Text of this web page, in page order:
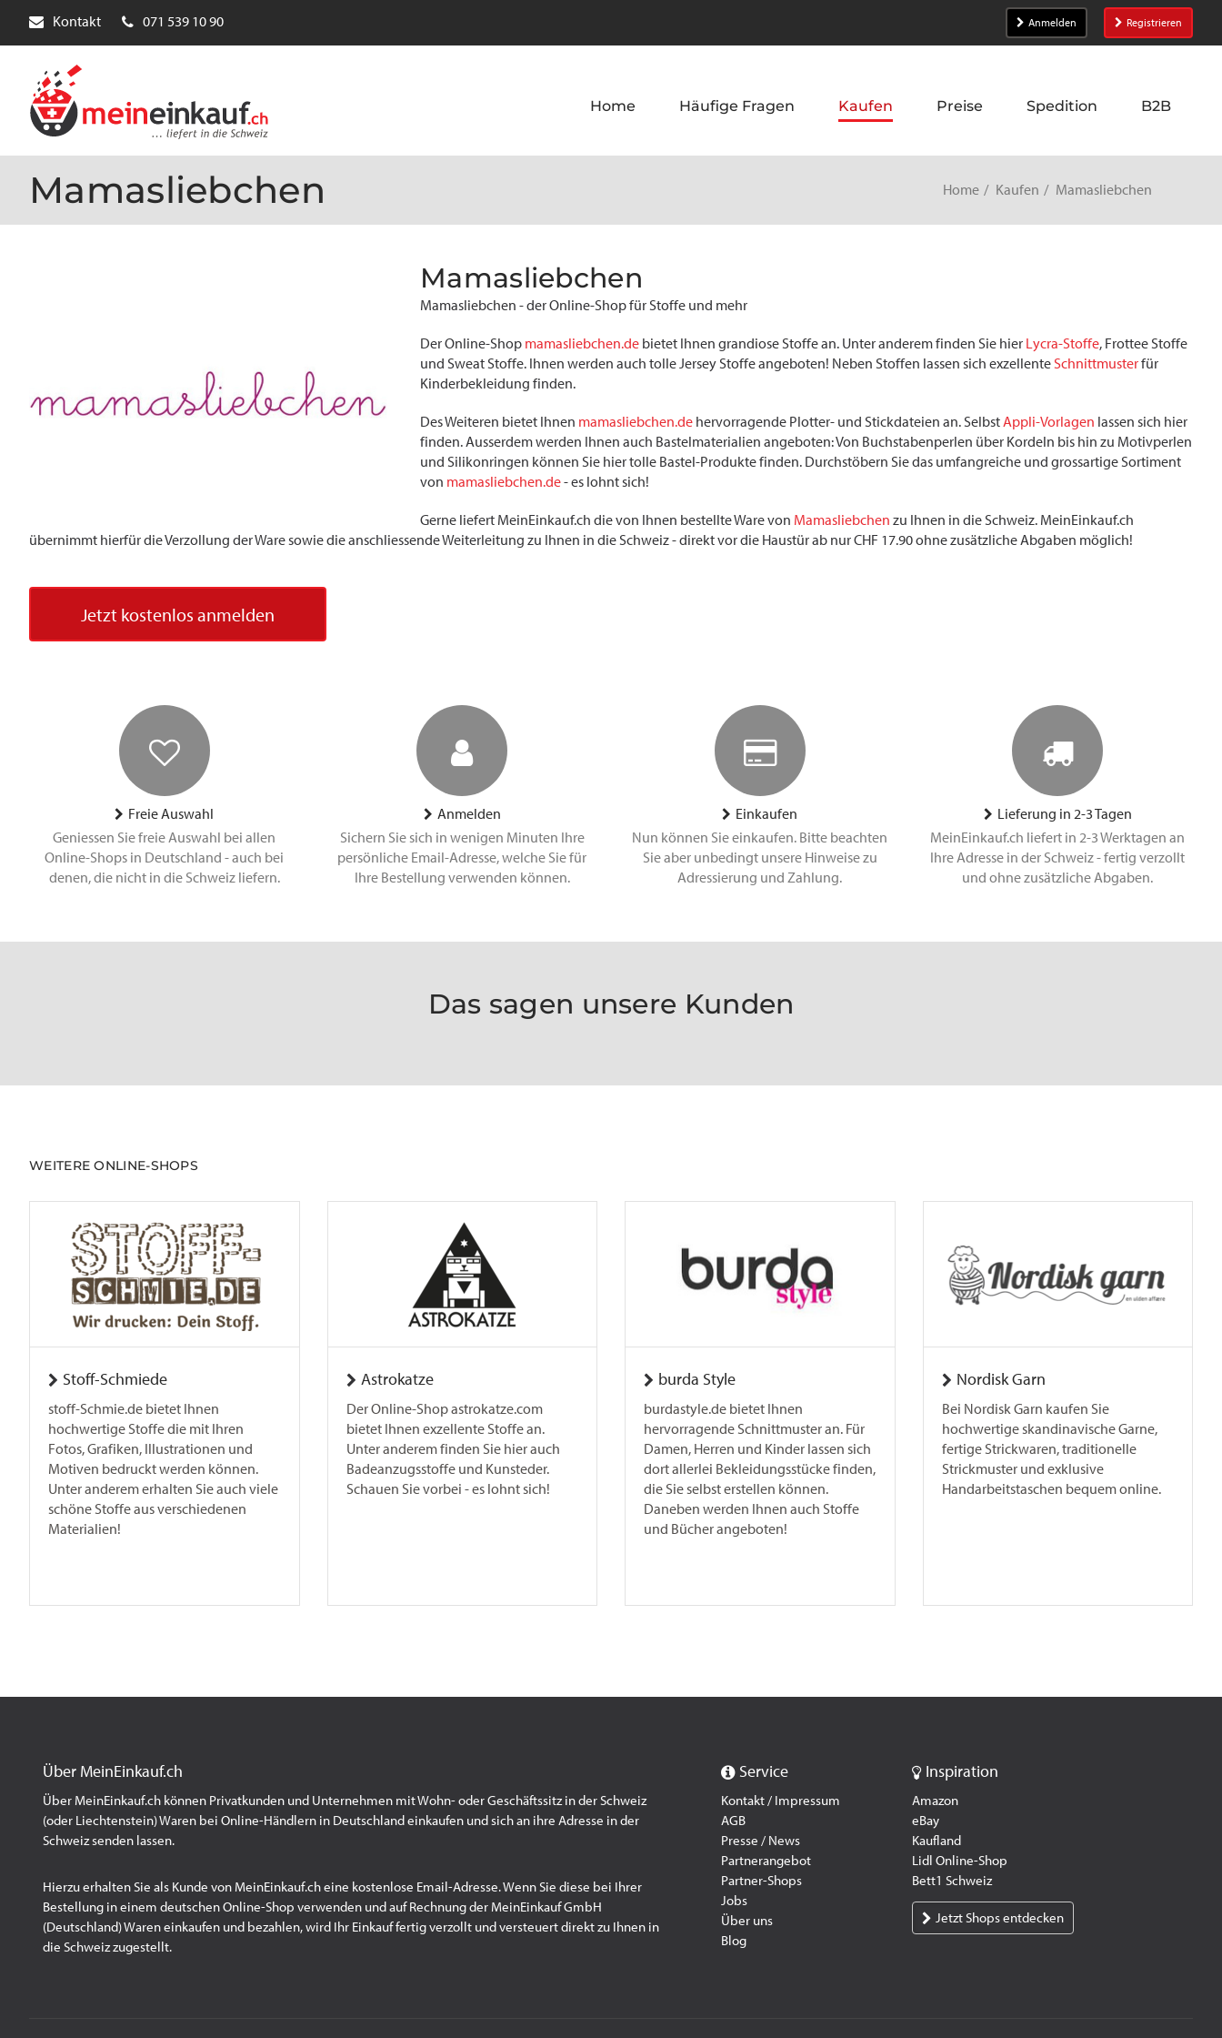
Kontakt 071 539 10 90 Anmelden Registrieren
Home Häufige Fragen Kaufen Preise Spedition B2B
Mamasliebchen Home Kaufen Mamasliebchen
Mamasliebchen
Mamasliebchen - der Online-Shop für Stoffe und mehr
Der Online-Shop mamasliebchen.de bietet Ihnen grandiose Stoffe an. Unter anderem finden Sie hier Lycra-Stoffe, Frottee Stoffe
und Sweat Stoffe. Ihnen werden auch tolle Jersey Stoffe angeboten! Neben Stoffen lassen sich exzellenteSchnittmusterfür
Kinderbekleidung finden.
Des Weiteren bietet Ihnen mamasliebchen.de hervorragende Plotter- und Stickdateien an. SelbstAppli-Vorlagen lassen sich hier
finden. Ausserdem werden Ihnen auch Bastelmaterialien angeboten: Von Buchstabenperlen über Kordeln bis hin zu Motivperlen
und Silikonringen können Sie hier tolle Bastel-Produkte finden. Durchstöbern Sie das umfangreiche und grossartige Sortiment
von mamasliebchen.de- es lohnt sich!
Gerne liefert MeinEinkauf.ch die von Ihnen bestellte Ware von Mamasliebchen zu Ihnen in die Schweiz. MeinEinkauf.ch
übernimmt hierfür die Verzollung der Ware sowie die anschliessende Weiterleitung zu Ihnen in die Schweiz - direkt vor die Haustür ab nur CHF 17.90 ohne zusätzliche Abgaben möglich!
Jetzt kostenlos anmelden
Freie Auswahl
Geniessen Sie freie Auswahl bei allen
Online-Shops in Deutschland - auch bei
denen, die nicht in die Schweiz liefern.
Anmelden
Sichern Sie sich in wenigen Minuten Ihre
persönliche Email-Adresse, welche Sie für
Ihre Bestellung verwenden können.
Einkaufen
Nun können Sie einkaufen. Bitte beachten
Sie aber unbedingt unsere Hinweise zu
Adressierung und Zahlung.
Lieferung in 2-3 Tagen
MeinEinkauf.ch liefert in 2-3 Werktagen an
Ihre Adresse in der Schweiz - fertig verzollt
und ohne zusätzliche Abgaben.
Das sagen unsere Kunden
WEITERE ONLINE-SHOPS
Stoff-Schmiede
stoff-Schmie.de bietet Ihnen
hochwertige Stoffe die mit Ihren
Fotos, Grafiken, Illustrationen und
Motiven bedruckt werden können.
Unter anderem erhalten Sie auch viele
schöne Stoffe aus verschiedenen
Materialien!
Astrokatze
Der Online-Shop astrokatze.com
bietet Ihnen exzellente Stoffe an.
Unter anderem finden Sie hier auch
Badeanzugsstoffe und Kunsteder.
Schauen Sie vorbei - es lohnt sich!
burda Style
burdastyle.de bietet Ihnen
hervorragende Schnittmuster an. Für
Damen, Herren und Kinder lassen sich
dort allerlei Bekleidungsstücke finden,
die Sie selbst erstellen können.
Daneben werden Ihnen auch Stoffe
und Bücher angeboten!
Nordisk Garn
Bei Nordisk Garn kaufen Sie
hochwertige skandinavische Garne,
fertige Strickwaren, traditionelle
Strickmuster und exklusive
Handarbeitstaschen bequem online.
Über MeinEinkauf.ch
Über MeinEinkauf.ch können Privatkunden und Unternehmen mit Wohn- oder Geschäftssitz in der Schweiz
(oder Liechtenstein) Waren bei Online-Händlern in Deutschland einkaufen und sich an ihre Adresse in der
Schweiz senden lassen.
Hierzu erhalten Sie als Kunde von MeinEinkauf.ch eine kostenlose Email-Adresse. Wenn Sie diese bei Ihrer
Bestellung in einem deutschen Online-Shop verwenden und auf Rechnung der MeinEinkauf GmbH
(Deutschland) Waren einkaufen und bezahlen, wird Ihr Einkauf fertig verzollt und versteuert direkt zu Ihnen in
die Schweiz zugestellt.
Service
Kontakt / Impressum
AGB
Presse / News
Partnerangebot
Partner-Shops
Jobs
Über uns
Blog
Inspiration
Amazon
eBay
Kaufland
Lidl Online-Shop
Bett1 Schweiz
Jetzt Shops entdecken